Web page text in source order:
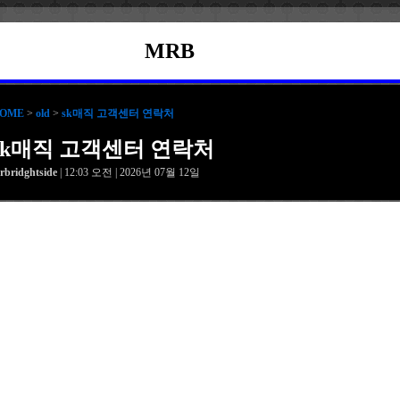
MRB
> old > sk매직 고객센터 연락처
매직 고객센터 연락처
| 12:03 오전 | 2026년 07월 12일